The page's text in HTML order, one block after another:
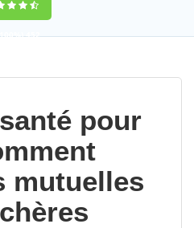
452
pour
mutuelles